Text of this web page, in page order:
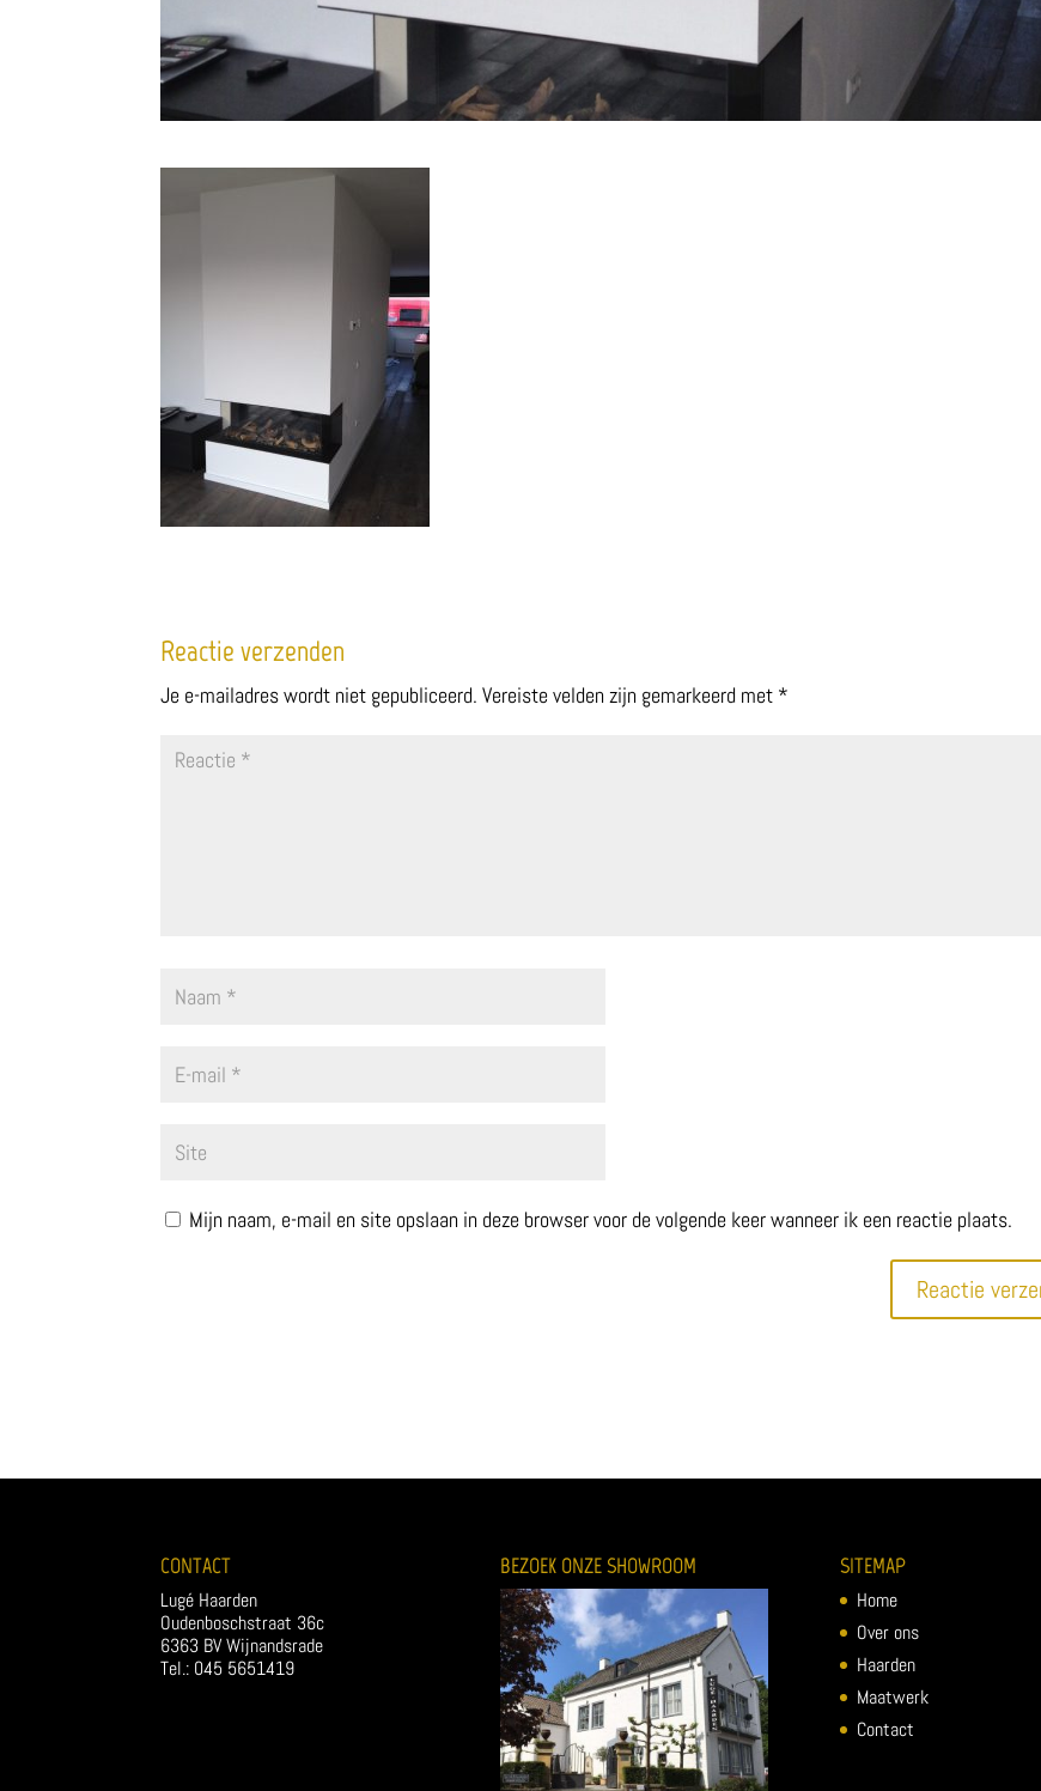
Reactie verzenden
Je e-mailadres wordt niet gepubliceerd. Vereiste velden zijn gemarkeerd met *
Mijn naam, e-mail en site opslaan in deze browser voor de volgende keer wanneer ik een reactie plaats.
CONTACT
Lugé Haarden
Oudenboschstraat 36c
6363 BV Wijnandsrade
Tel.: 045 5651419
BEZOEK ONZE SHOWROOM SITEMAP
Home
Over ons
Haarden
Maatwerk
Contact